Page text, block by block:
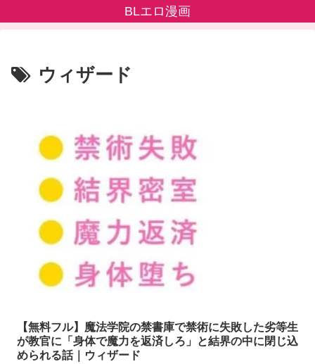
BLエロ漫画
ウィザード
【無料フル】魔法学院の禁書庫で禁術に失敗した劣等生
が教官に「身体で魔力を返済しろ」と結界の中に閉じ込
められる話｜ウィザード